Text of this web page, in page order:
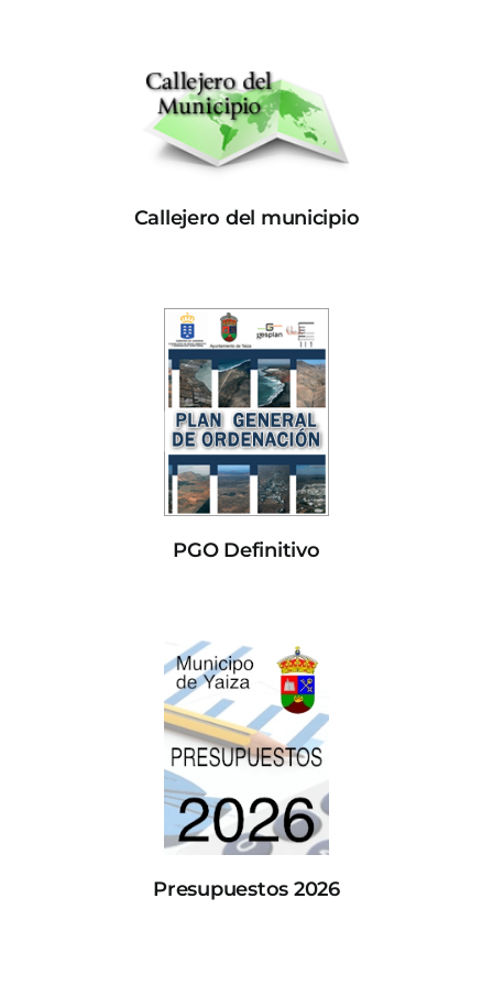
Callejero del municipio
PGO Definitivo
Presupuestos 2026